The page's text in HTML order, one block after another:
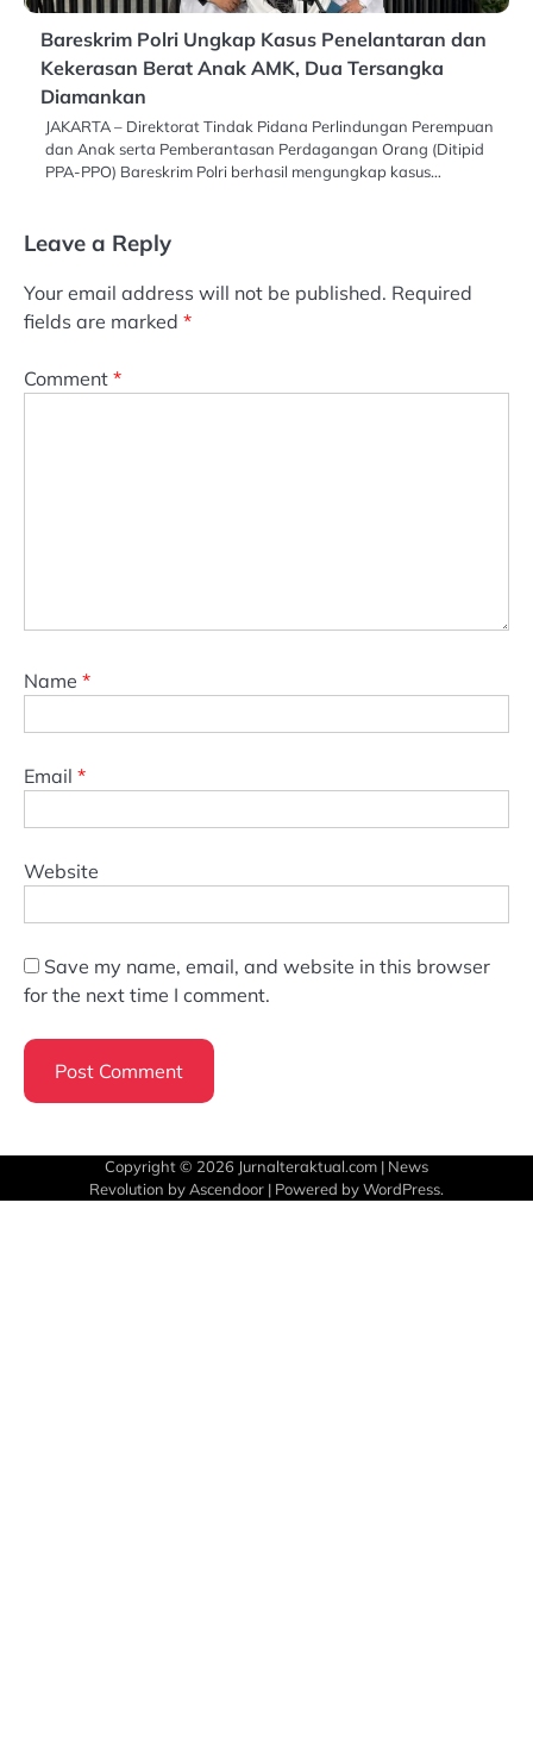
Bareskrim Polri Ungkap Kasus Penelantaran dan
Kekerasan Berat Anak AMK, Dua Tersangka
Diamankan
JAKARTA – Direktorat Tindak Pidana Perlindungan Perempuan
dan Anak serta Pemberantasan Perdagangan Orang (Ditipid
PPA-PPO) Bareskrim Polri berhasil mengungkap kasus…
Leave a Reply
Your email address will not be published. Required
fields are marked *
Comment *
Name *
Email *
Website
Save my name, email, and website in this browser
for the next time I comment.
Copyright © 2026 Jurnalteraktual.com | News
Revolution by Ascendoor | Powered byWordPress.